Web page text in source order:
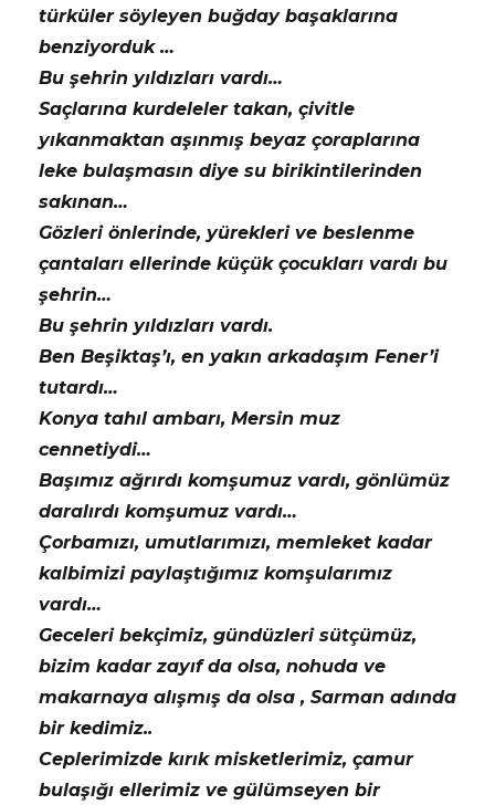
türküler söyleyen buğday başaklarına
benziyorduk …
Bu şehrin yıldızları vardı…
Saçlarına kurdeleler takan, çivitle
yıkanmaktan aşınmış beyaz çoraplarına
leke bulaşmasın diye su birikintilerinden
sakınan…
Gözleri önlerinde, yürekleri ve beslenme
çantaları ellerinde küçük çocukları vardı bu
şehrin…
Bu şehrin yıldızları vardı.
Ben Beşiktaş’ı, en yakın arkadaşım Fener’i
tutardı…
Konya tahıl ambarı, Mersin muz
cennetiydi…
Başımız ağrırdı komşumuz vardı, gönlümüz
daralırdı komşumuz vardı…
Çorbamızı, umutlarımızı, memleket kadar
kalbimizi paylaştığımız komşularımız
vardı…
Geceleri bekçimiz, gündüzleri sütçümüz,
bizim kadar zayıf da olsa, nohuda ve
makarnaya alışmış da olsa , Sarman adında
bir kedimiz..
Ceplerimizde kırık misketlerimiz, çamur
bulaşığı ellerimiz ve gülümseyen bir